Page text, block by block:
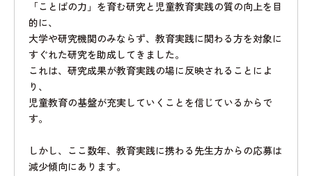
「ことばの力」を育む研究と児童教育実践の質の向上を目
的に、
大学や研究機関のみならず、教育実践に関わる方を対象に
すぐれた研究を助成してきました。
これは、研究成果が教育実践の場に反映されることによ
り、
児童教育の基盤が充実していくことを信じているからで
す。
しかし、ここ数年、教育実践に携わる先生方からの応募は
減少傾向にあります。